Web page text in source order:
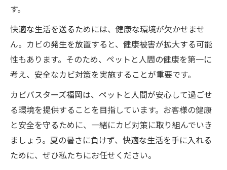
す。
快適な生活を送るためには、健康な環境が欠かせませ
ん。カビの発生を放置すると、健康被害が拡大する可能
性もあります。そのため、ペットと人間の健康を第一に
考え、安全なカビ対策を実施することが重要です。
カビバスターズ福岡は、ペットと人間が安心して過ごせ
る環境を提供することを目指しています。お客様の健康
と安全を守るために、一緒にカビ対策に取り組んでいき
ましょう。夏の暑さに負けず、快適な生活を手に入れる
ために、ぜひ私たちにお任せください。